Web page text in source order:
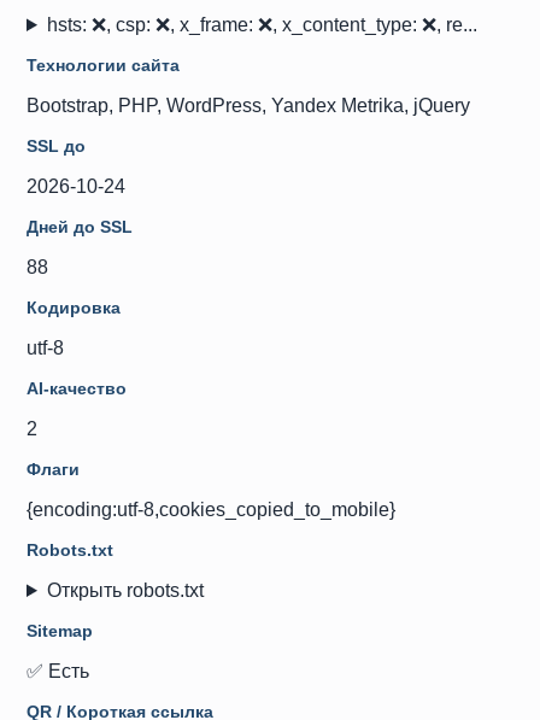
hsts: ❌, csp: ❌, x_frame: ❌, x_content_type: ❌, re...
Технологии сайта
Bootstrap, PHP, WordPress, Yandex Metrika, jQuery
SSL до
2026-10-24
Дней до SSL
88
Кодировка
utf-8
AI-качество
2
Флаги
{encoding:utf-8,cookies_copied_to_mobile}
Robots.txt
Открыть robots.txt
Sitemap
✅ Есть
QR / Короткая ссылка